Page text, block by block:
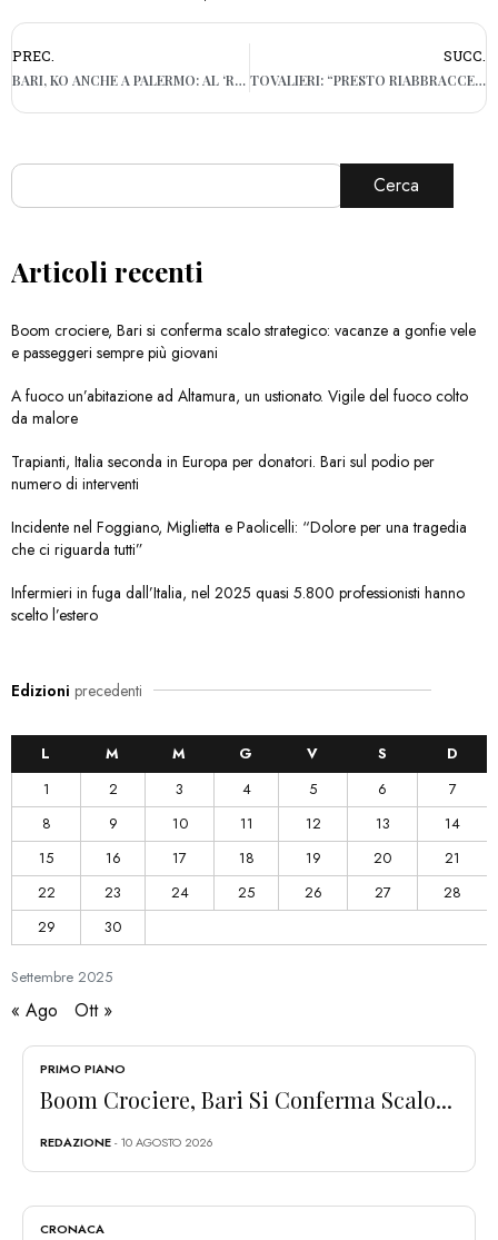
PREC.
BARI, KO ANCHE A PALERMO: AL ‘RENZO BARBERA’ FINISCE 2-0
SUCC.
TOVALIERI: “PRESTO RIABBRACCERÒ IGOR. BARI? RIVOLUZIONARE OGNI ANNO È RISCHIOSO”
Cerca
Articoli recenti
Boom crociere, Bari si conferma scalo strategico: vacanze a gonfie vele
e passeggeri sempre più giovani
A fuoco un’abitazione ad Altamura, un ustionato. Vigile del fuoco colto
da malore
Trapianti, Italia seconda in Europa per donatori. Bari sul podio per
numero di interventi
Incidente nel Foggiano, Miglietta e Paolicelli: “Dolore per una tragedia
che ci riguarda tutti”
Infermieri in fuga dall’Italia, nel 2025 quasi 5.800 professionisti hanno
scelto l’estero
Edizioni precedenti
Settembre 2025
L M M G V S
D
1
2 3 4 5 6
7
8
9 10 11 12 13
14
15
16 17 18 19 20
21
22
23 24 25 26 27
28
29
30
« Ago Ott »
PRIMO PIANO
Boom Crociere, Bari Si Conferma Scalo...
REDAZIONE- 10 AGOSTO 2026
CRONACA